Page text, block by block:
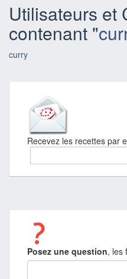
Utilisateurs et
contenant "
curry
Recevez les recettes par
Posez une question, les